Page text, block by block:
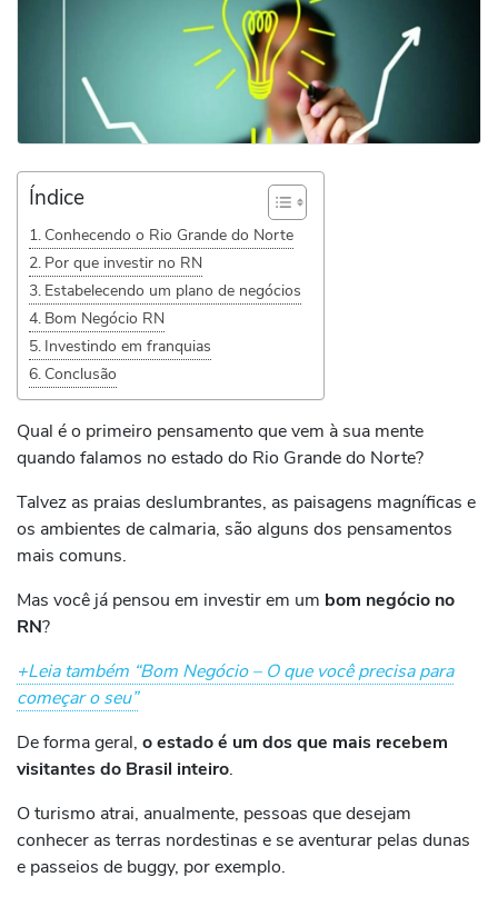
Índice
Conhecendo o Rio Grande do Norte
Por que investir no RN
Estabelecendo um plano de negócios
Bom Negócio RN
Investindo em franquias
Conclusão
Qual é o primeiro pensamento que vem à sua mente
quando falamos no estado do Rio Grande do Norte?
Talvez as praias deslumbrantes, as paisagens magníficas e
os ambientes de calmaria, são alguns dos pensamentos
mais comuns.
Mas você já pensou em investir em um bom negócio no
RN?
+Leia também “Bom Negócio – O que você precisa para
começar o seu”
De forma geral, o estado é um dos que mais recebem
visitantes do Brasil inteiro.
O turismo atrai, anualmente, pessoas que desejam
conhecer as terras nordestinas e se aventurar pelas dunas
e passeios de buggy, por exemplo.